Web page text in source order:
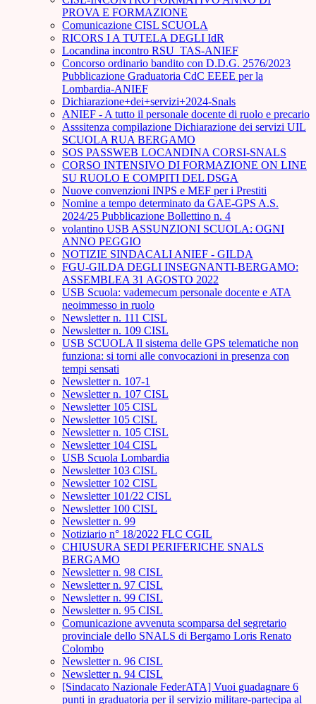
PROVA E FORMAZIONE
Comunicazione CISL SCUOLA
RICORS I A TUTELA DEGLI IdR
Locandina incontro RSU_TAS-ANIEF
Concorso ordinario bandito con D.D.G. 2576/2023
Pubblicazione Graduatoria CdC EEEE per la
Lombardia-ANIEF
Dichiarazione+dei+servizi+2024-Snals
ANIEF - A tutto il personale docente di ruolo e precario
Asssitenza compilazione Dichiarazione dei servizi UIL
SCUOLA RUA BERGAMO
SOS PASSWEB LOCANDINA CORSI-SNALS
CORSO INTENSIVO DI FORMAZIONE ON LINE
SU RUOLO E COMPITI DEL DSGA
Nuove convenzioni INPS e MEF per i Prestiti
Nomine a tempo determinato da GAE-GPS A.S.
2024/25 Pubblicazione Bollettino n. 4
volantino USB ASSUNZIONI SCUOLA: OGNI
ANNO PEGGIO
NOTIZIE SINDACALI ANIEF - GILDA
FGU-GILDA DEGLI INSEGNANTI-BERGAMO:
ASSEMBLEA 31 AGOSTO 2022
USB Scuola: vademecum personale docente e ATA
neoimmesso in ruolo
Newsletter n. 111 CISL
Newsletter n. 109 CISL
USB SCUOLA Il sistema delle GPS telematiche non
funziona: si torni alle convocazioni in presenza con
tempi sensati
Newsletter n. 107-1
Newsletter n. 107 CISL
Newsletter 105 CISL
Newsletter 105 CISL
Newsletter n. 105 CISL
Newsletter 104 CISL
USB Scuola Lombardia
Newsletter 103 CISL
Newsletter 102 CISL
Newsletter 101/22 CISL
Newsletter 100 CISL
Newsletter n. 99
Notiziario n° 18/2022 FLC CGIL
CHIUSURA SEDI PERIFERICHE SNALS
BERGAMO
Newsletter n. 98 CISL
Newsletter n. 97 CISL
Newsletter n. 99 CISL
Newsletter n. 95 CISL
Comunicazione avvenuta scomparsa del segretario
provinciale dello SNALS di Bergamo Loris Renato
Colombo
Newsletter n. 96 CISL
Newsletter n. 94 CISL
[Sindacato Nazionale FederATA] Vuoi guadagnare 6
punti in graduatoria per il servizio militare-partecipa al